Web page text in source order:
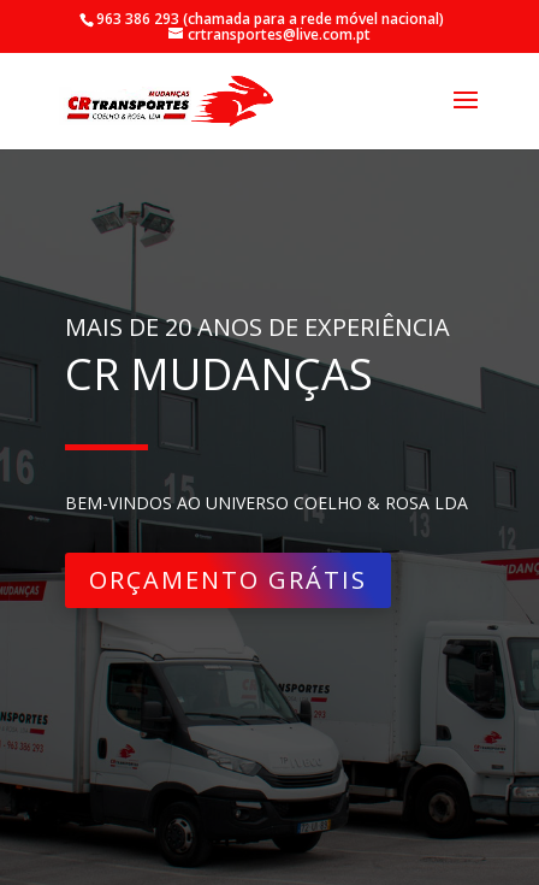
963 386 293 (chamada para a rede móvel nacional)
crtransportes@live.com.pt
MAIS DE 20 ANOS DE EXPERIÊNCIA
CR MUDANÇAS
BEM-VINDOS AO UNIVERSO COELHO & ROSA LDA
ORÇAMENTO GRÁTIS